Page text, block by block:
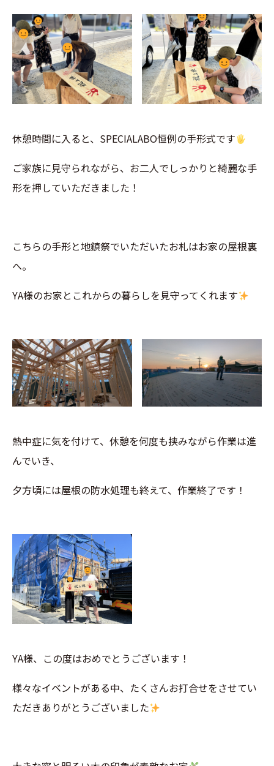
休憩時間に入ると、SPECIALABO恒例の手形式です
ご家族に見守られながら、お二人でしっかりと綺麗な手
形を押していただきました！
こちらの手形と地鎮祭でいただいたお札はお家の屋根裏
へ。
YA様のお家とこれからの暮らしを見守ってくれます
熱中症に気を付けて、休憩を何度も挟みながら作業は進
んでいき、
夕方頃には屋根の防水処理も終えて、作業終了です！
YA様、この度はおめでとうございます！
様々なイベントがある中、たくさんお打合せをさせてい
ただきありがとうございました